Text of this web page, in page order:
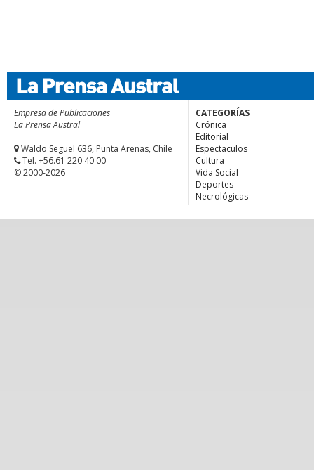
Empresa de Publicaciones
La Prensa Austral
Waldo Seguel 636, Punta Arenas, Chile
Tel. +56.61 220 40 00
© 2000-2026
CATEGORÍAS
Crónica
Editorial
Espectaculos
Cultura
Vida Social
Deportes
Necrológicas